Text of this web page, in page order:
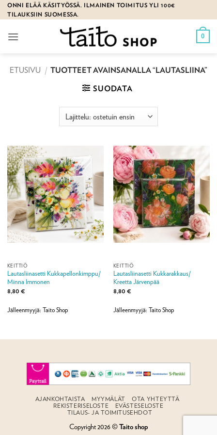
Skip
to
ONNI ELÄÄ KÄSITYÖSSÄ. ILMAINEN TOIMITUS YLI 100€
TILAUKSIIN SUOMESSA.
0
ETUSIVU / TUOTTEET AVAINSANALLA “LAUTASLIINA”
SUODATA
KEITTIÖ
Lautasliinasetti Kukkapellonkimppu/
Minna Immonen
8,80 €
Jälleenmyyjä: Taito Shop
KEITTIÖ
Lautasliinasetti Kukkarakkaus/
Kreetta Järvenpää
8,80 €
Jälleenmyyjä: Taito Shop
AJANKOHTAISTA MYYMÄLÄT
OTA YHTEYTTÄ
REKISTERISELOSTE
EVÄSTESELOSTE
TILAUS- JA TOIMITUSEHDOT
Copyright 2026 ©Taito shop